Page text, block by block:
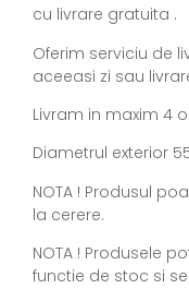
cu livrare gratuita .
Oferim serviciu de
aceeasi zi sau
Livram in maxim 4
Diametrul exterior
NOTA ! Produsul
la cerere.
NOTA ! Produsele
functie de stoc si